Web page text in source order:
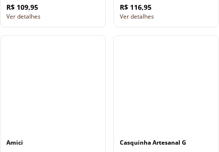
R$ 109,95
Ver detalhes
R$ 116,95
Ver detalhes
Amici Casquinha Artesanal G